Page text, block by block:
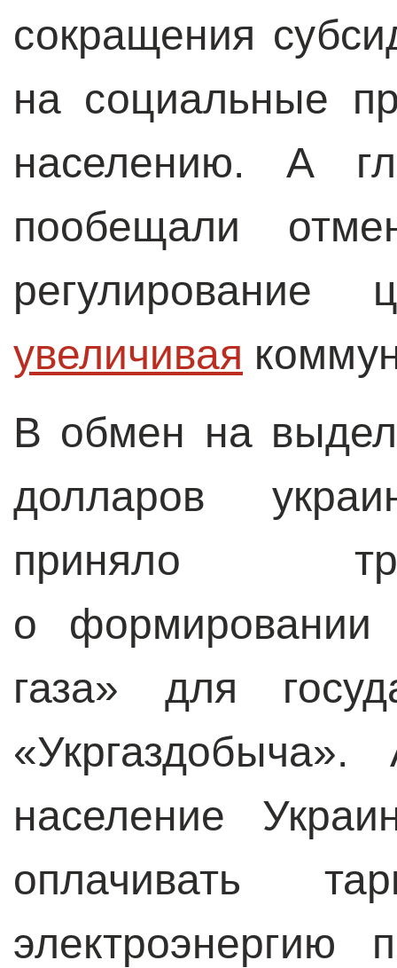
сокращения
на социальные
населению. А
пообещали
увеличивая
В обмен на
долларов
приняло
о формировании
газа» для
население
оплачивать
электроэнергию